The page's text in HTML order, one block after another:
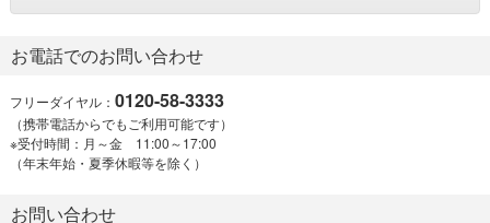
お電話でのお問い合わせ
フリーダイヤル： 0120-58-3333
（携帯電話からでもご利用可能です）
※受付時間：月～金 11:00～17:00
（年末年始・夏季休暇等を除く）
お問い合わせ